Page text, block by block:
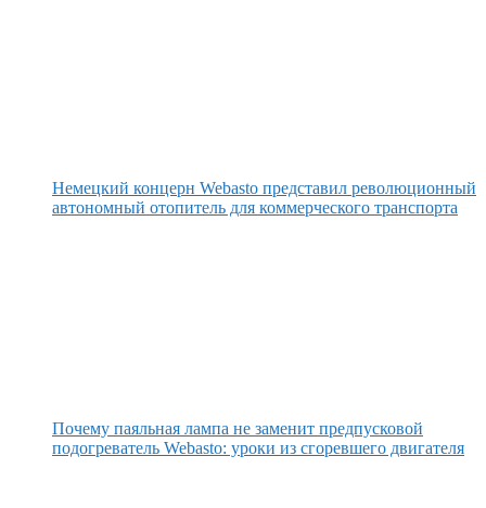
Немецкий концерн Webasto представил революционный
автономный отопитель для коммерческого транспорта
Почему паяльная лампа не заменит предпусковой
подогреватель Webasto: уроки из сгоревшего двигателя